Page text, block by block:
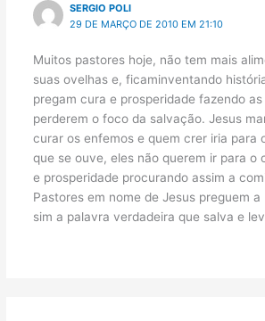
SERGIO POLI
29 DE MARÇO DE 2010 EM 21:10
Muitos pastores hoje, não tem mais
suas ovelhas e, ficaminventando
pregam cura e prosperidade fazendo
perderem o foco da salvação. Jesus
curar os enfemos e quem crer iria para
que se ouve, eles não querem ir para o
e prosperidade procurando assim a
Pastores em nome de Jesus preguem a
sim a palavra verdadeira que salva e